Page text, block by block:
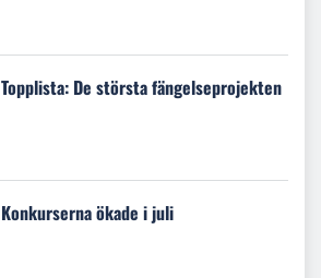
Topplista: De största fängelseprojekten
Konkurserna ökade i juli